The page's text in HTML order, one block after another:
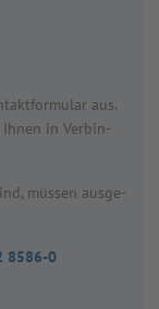
aus.
Ihnen in Ver­bin­
müs­sen aus­ge­
8586-0